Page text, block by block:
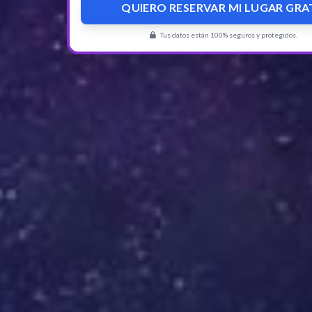
QUIERO RESERVAR MI LUGAR
Tus datos están 100% seguros y protegidos.